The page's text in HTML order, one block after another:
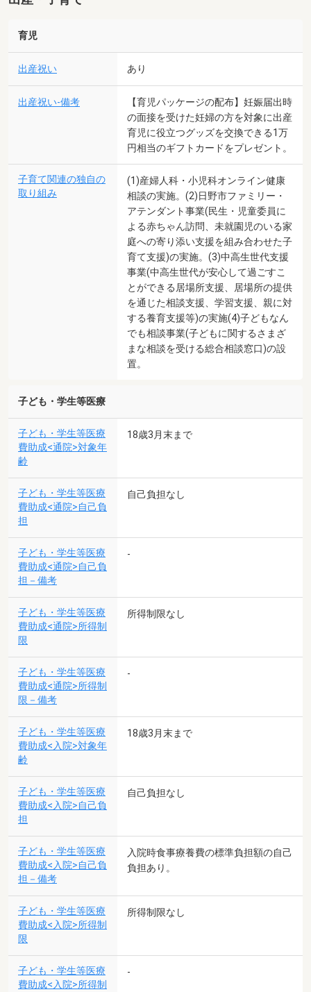
育児
出産祝い あり
出産祝い-備考
【育児パッケージの配布】妊娠届出時
の面接を受けた妊婦の方を対象に出産
育児に役立つグッズを交換できる1万
円相当のギフトカードをプレゼント。
子育て関連の独自の
取り組み
(1)産婦人科・小児科オンライン健康
相談の実施。(2)日野市ファミリー・
アテンダント事業(民生・児童委員に
よる赤ちゃん訪問、未就園児のいる家
庭への寄り添い支援を組み合わせた子
育て支援)の実施。(3)中高生世代支援
事業(中高生世代が安心して過ごすこ
とができる居場所支援、居場所の提供
を通じた相談支援、学習支援、親に対
する養育支援等)の実施(4)子どもなん
でも相談事業(子どもに関するさまざ
まな相談を受ける総合相談窓口)の設
置。
子ども・学生等医療
子ども・学生等医療
費助成<通院>対象年
齢
18歳3月末まで
子ども・学生等医療
費助成<通院>自己負
担
自己負担なし
子ども・学生等医療
費助成<通院>自己負
担－備考
-
子ども・学生等医療
費助成<通院>所得制
限
所得制限なし
子ども・学生等医療
費助成<通院>所得制
限－備考
-
子ども・学生等医療
費助成<入院>対象年
齢
18歳3月末まで
子ども・学生等医療
費助成<入院>自己負
担
自己負担なし
子ども・学生等医療
費助成<入院>自己負
担－備考
入院時食事療養費の標準負担額の自己
負担あり。
子ども・学生等医療
費助成<入院>所得制
限
所得制限なし
子ども・学生等医療
費助成<入院>所得制
-